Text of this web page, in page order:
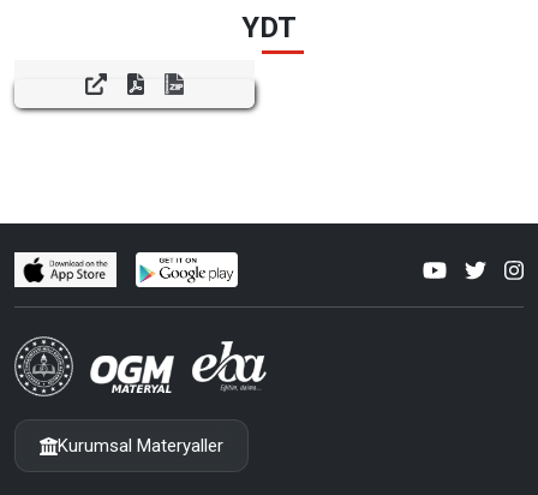
YDT
Kurumsal Materyaller